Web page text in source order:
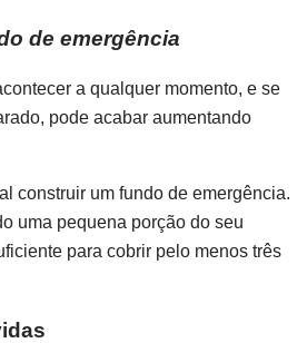
de emergência
a qualquer momento, e se
pode acabar aumentando
construir um fundo de emergência.
uma pequena porção do seu
para cobrir pelo menos três